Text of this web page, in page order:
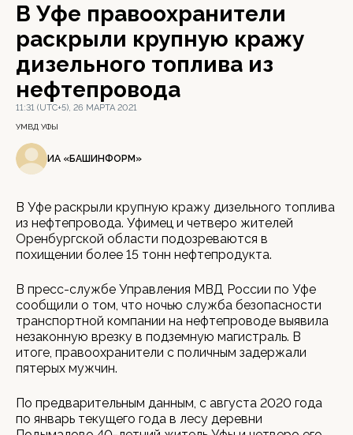
В Уфе правоохранители
раскрыли крупную кражу
дизельного топлива из
нефтепровода
11:31 (UTC+5), 26 МАРТА 2021
УМВД УФЫ
ИА «БАШИНФОРМ»
В Уфе раскрыли крупную кражу дизельного топлива
из нефтепровода. Уфимец и четверо жителей
Оренбургской области подозреваются в
похищении более 15 тонн нефтепродукта.
В пресс-службе Управления МВД России по Уфе
сообщили о том, что ночью служба безопасности
транспортной компании на нефтепроводе выявила
незаконную врезку в подземную магистраль. В
итоге, правоохранители с поличным задержали
пятерых мужчин.
По предварительным данным, с августа 2020 года
по январь текущего года в лесу деревни